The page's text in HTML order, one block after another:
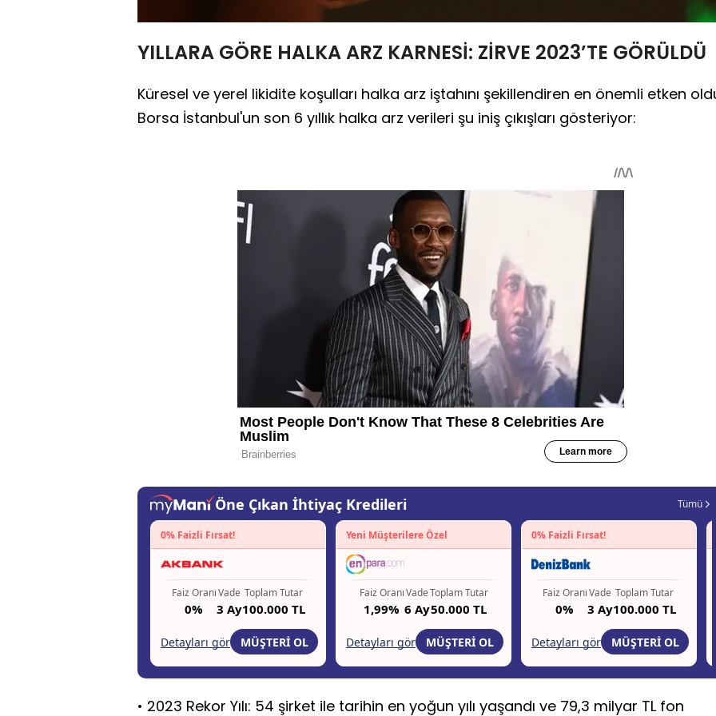
YILLARA GÖRE HALKA ARZ KARNESİ: ZİRVE 2023’TE GÖRÜLDÜ
Küresel ve yerel likidite koşulları halka arz iştahını şekillendiren en önemli etken
Borsa İstanbul'un son 6 yıllık halka arz verileri şu iniş çıkışları gösteriyor:
• 2023 Rekor Yılı: 54 şirket ile tarihin en yoğun yılı yaşandı ve 79,3 milyar TL fon